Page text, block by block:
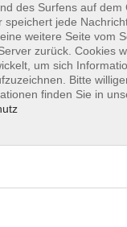
des Surfens auf dem
jede
weitere Seite vom
zurück. Cookies
um sich
Bitte
finden Sie in